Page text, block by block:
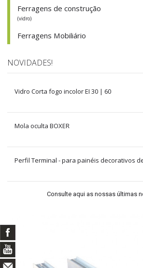
Ferragens de construção
(vidro)
Ferragens Mobiliário
NOVIDADES!
Vidro Corta fogo incolor EI 30 | 60
Mola oculta BOXER
Perfil Terminal - para painéis decorativos
Consulte aqui as nossas últimas